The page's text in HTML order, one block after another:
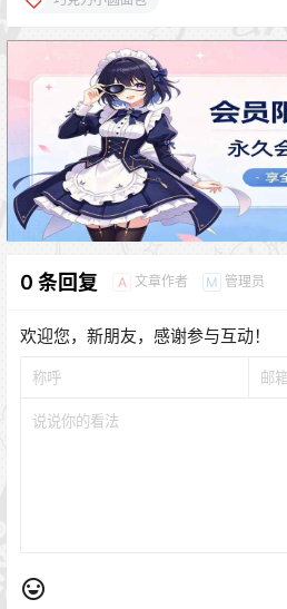
0 条回复 A 文章作者 M 管理员
欢迎您，新朋友，感谢参与互动！